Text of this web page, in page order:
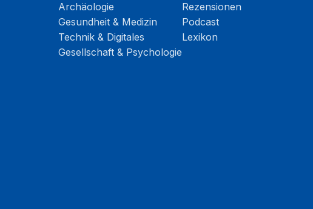
Archäologie
Gesundheit & Medizin
Technik & Digitales
Gesellschaft & Psychologie
Rezensionen
Podcast
Lexikon